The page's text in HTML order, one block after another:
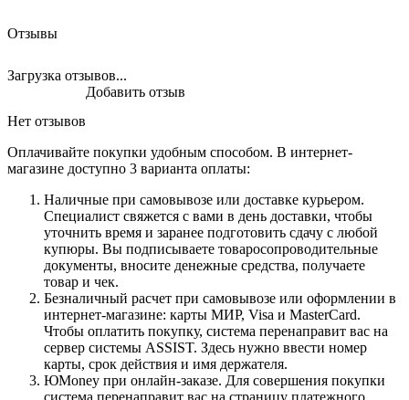
Отзывы
Загрузка отзывов...
Нет отзывов
Добавить отзыв
Оплачивайте покупки удобным способом. В интернет-
магазине доступно 3 варианта оплаты:
Наличные при самовывозе или доставке курьером.
Специалист свяжется с вами в день доставки, чтобы
уточнить время и заранее подготовить сдачу с любой
купюры. Вы подписываете товаросопроводительные
документы, вносите денежные средства, получаете
товар и чек.
Безналичный расчет при самовывозе или оформлении в
интернет-магазине: карты МИР, Visa и MasterCard.
Чтобы оплатить покупку, система перенаправит вас на
сервер системы ASSIST. Здесь нужно ввести номер
карты, срок действия и имя держателя.
ЮMoney при онлайн-заказе. Для совершения покупки